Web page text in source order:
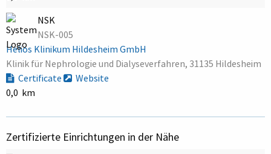
NSK
NSK-005
Helios Klinikum Hildesheim GmbH
Klinik für Nephrologie und Dialyseverfahren, 31135 Hildesheim
Certificate
Website
0,0 km
Zertifizierte Einrichtungen in der Nähe